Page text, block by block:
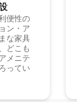
便性の
ン・ア
な家具
どこも
メニテ
ってい